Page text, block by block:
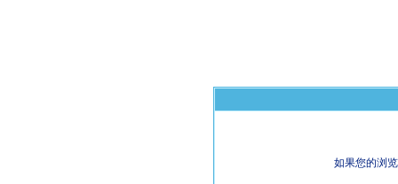
如果您的浏